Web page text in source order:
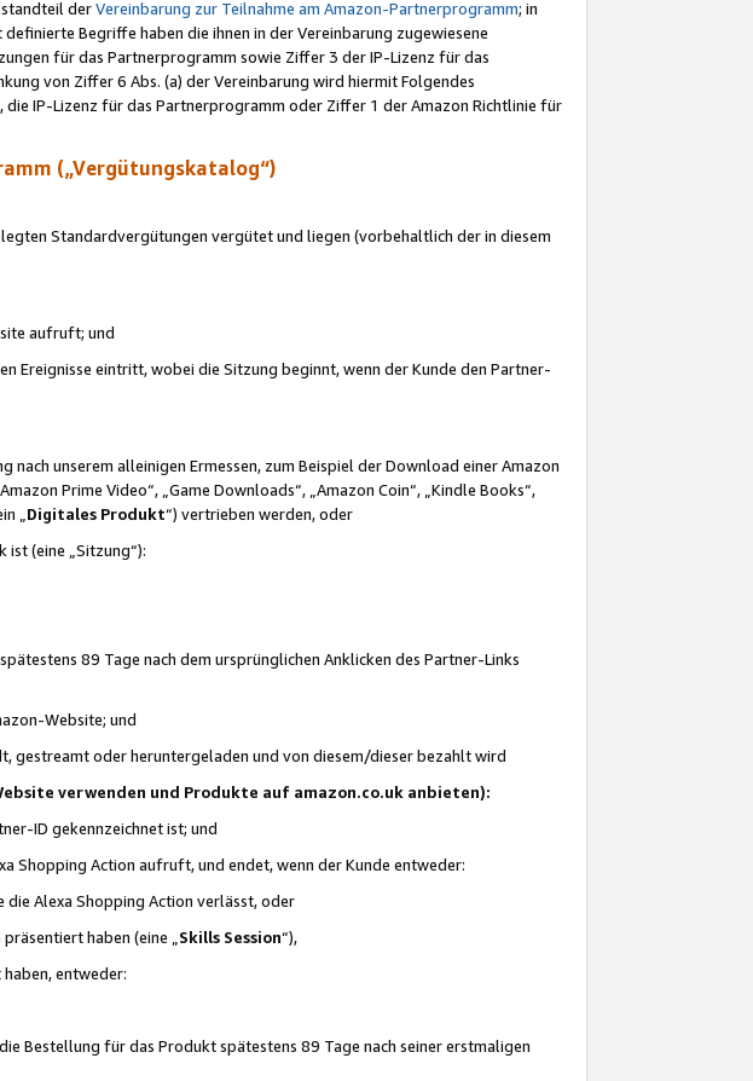
derVereinbarung zur Teilnahme am Amazon-Partnerprogramm; in
Begriffe haben die ihnen in der Vereinbarung zugewiesene
für das Partnerprogramm sowie Ziffer 3 der IP-Lizenz für das
von Ziffer 6 Abs. (a) der Vereinbarung wird hiermit Folgendes
IP-Lizenz für das Partnerprogramm oder Ziffer 1 der Amazon Richtlinie für
(„Vergütungskatalog“)
Standardvergütungen vergütet und liegen (vorbehaltlich der in diesem
aufruft; und
Ereignisse eintritt, wobei die Sitzung beginnt, wenn der Kunde den Partner-
unserem alleinigen Ermessen, zum Beispiel der Download einer Amazon
Prime Video“, „Game Downloads“, „Amazon Coin“, „Kindle Books“,
„ Digitales Produkt“) vertrieben werden, oder
(eine „Sitzung“):
89 Tage nach dem ursprünglichen Anklicken des Partner-Links
Website; und
gestreamt oder heruntergeladen und von diesem/dieser bezahlt wird
verwenden und Produkte auf amazon.co.uk anbieten):
ID gekennzeichnet ist; und
Shopping Action aufruft, und endet, wenn der Kunde entweder:
Alexa Shopping Action verlässt, oder
haben (eine „ Skills Session“),
entweder:
Bestellung für das Produkt spätestens 89 Tage nach seiner erstmaligen